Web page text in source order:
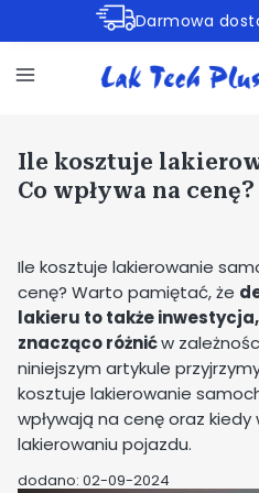
Darmowa
Rabaty -30%
Ile kosztuje
Co wpływa na cenę?
Ile kosztuje lakierowanie
cenę? Warto pamiętać, że
lakieru to także
znacząco różnićw
niniejszym artykule
kosztuje lakierowanie
wpływają na cenę oraz
lakierowaniu pojazdu.
dodano: 02-09-2024